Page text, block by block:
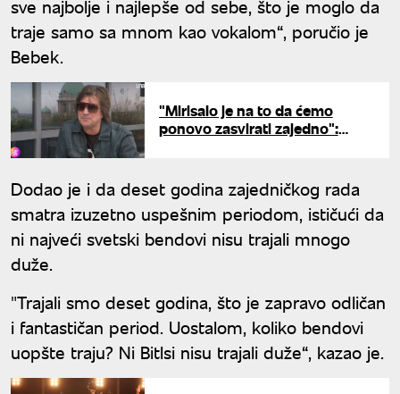
sve najbolje i najlepše od sebe, što je moglo da
traje samo sa mnom kao vokalom“, poručio je
Bebek.
"Mirisalo je na to da ćemo
ponovo zasvirati zajedno":
Dodao je i da deset godina zajedničkog rada
smatra izuzetno uspešnim periodom, ističući da
ni najveći svetski bendovi nisu trajali mnogo
duže.
"Trajali smo deset godina, što je zapravo odličan
i fantastičan period. Uostalom, koliko bendovi
uopšte traju? Ni Bitlsi nisu trajali duže“, kazao je.